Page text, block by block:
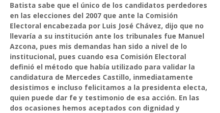
Batista sabe que el único de los candidatos perdedores
en las elecciones del 2007 que ante la Comisión
Electoral encabezada por Luis José Chávez, dijo que no
llevaría a su institución ante los tribunales fue Manuel
Azcona, pues mis demandas han sido a nivel de lo
institucional, pues cuando esa Comisión Electoral
definió el método que había utilizado para validar la
candidatura de Mercedes Castillo, inmediatamente
desistimos e incluso felicitamos a la presidenta electa,
quien puede dar fe y testimonio de esa acción. En las
dos ocasiones hemos aceptados con dignidad y